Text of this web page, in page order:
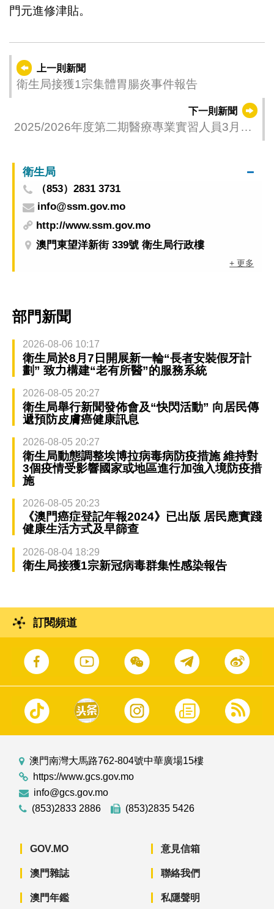
門元進修津貼。
上一則新聞
衛生局接獲1宗集體胃腸炎事件報告
下一則新聞
2025/2026年度第二期醫療專業實習人員3月1
衛生局
（853）2831 3731
info@ssm.gov.mo
http://www.ssm.gov.mo
澳門東望洋新街 339號 衛生局行政樓
+ 更多
部門新聞
2026-08-06 10:17
衛生局於8月7日開展新一輪“長者安裝假牙計
劃” 致力構建“老有所醫”的服務系統
2026-08-05 20:27
衛生局舉行新聞發佈會及“快閃活動” 向居民傳
遞預防皮膚癌健康訊息
2026-08-05 20:27
衛生局動態調整埃博拉病毒病防疫措施 維持對
3個疫情受影響國家或地區進行加強入境防疫措
施
2026-08-05 20:23
《澳門癌症登記年報2024》已出版 居民應實踐
健康生活方式及早篩查
2026-08-04 18:29
衛生局接獲1宗新冠病毒群集性感染報告
訂閱頻道
澳門南灣大馬路762-804號中華廣場15樓
https://www.gcs.gov.mo
info@gcs.gov.mo
(853)2833 2886
(853)2835 5426
GOV.MO
澳門雜誌
澳門年鑑
意見信箱
聯絡我們
私隱聲明